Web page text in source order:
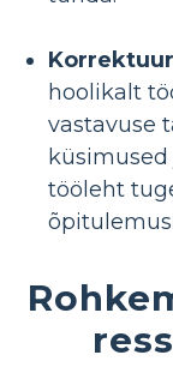
hoolikalt
vastavuse
tööleht